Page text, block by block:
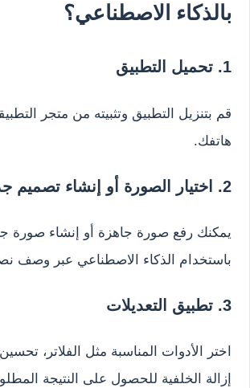
بالذكاء الاصطناعي؟
1. تحميل التطبيق
قم بتنزيل التطبيق وتثبيته من متجر
هاتفك.
2. اختيار الصورة أو إنشاء تصميم جديد
يمكنك رفع صورة جاهزة أو إنشاء صورة
باستخدام الذكاء الاصطناعي عبر وصف
3. تطبيق التعديلات
اختر الأدوات المناسبة مثل الفلاتر،
إزالة الخلفية للحصول على النتيجة